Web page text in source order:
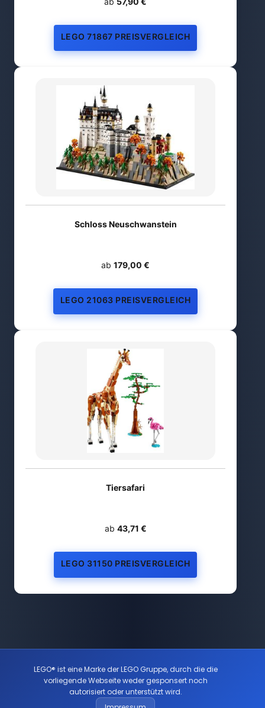
LEGO 71867 PREISVERGLEICH
Schloss Neuschwanstein
ab 179,00 €
LEGO 21063 PREISVERGLEICH
Tiersafari
ab 43,71 €
LEGO 31150 PREISVERGLEICH
LEGO® ist eine Marke der LEGO Gruppe, durch die die
vorliegende Webseite weder gesponsert noch
autorisiert oder unterstützt wird.